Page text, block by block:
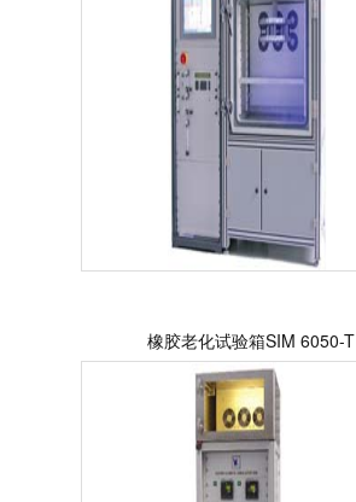
橡胶老化试验箱SIM 6050-T